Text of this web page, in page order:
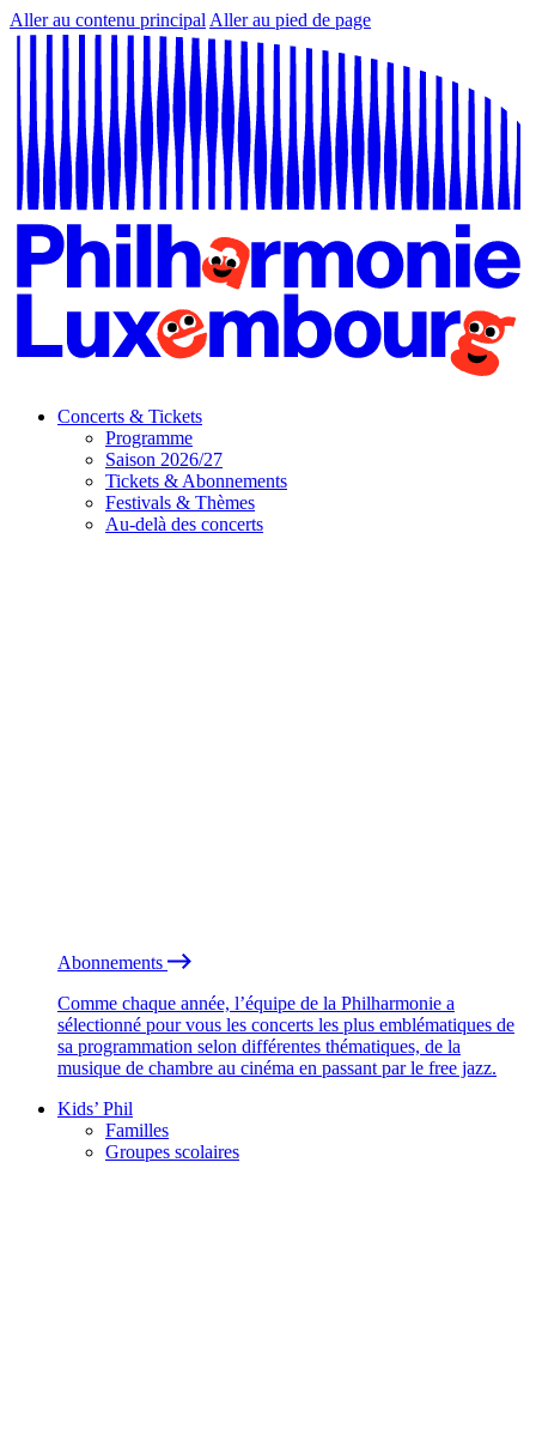
Aller au contenu principal Aller au pied de page
Concerts & Tickets
Programme
Saison 2026/27
Tickets & Abonnements
Festivals & Thèmes
Au-delà des concerts
Abonnements
Comme chaque année, l’équipe de la Philharmonie a
sélectionné pour vous les concerts les plus emblématiques de
sa programmation selon différentes thématiques, de la
musique de chambre au cinéma en passant par le free jazz.
Kids’ Phil
Familles
Groupes scolaires